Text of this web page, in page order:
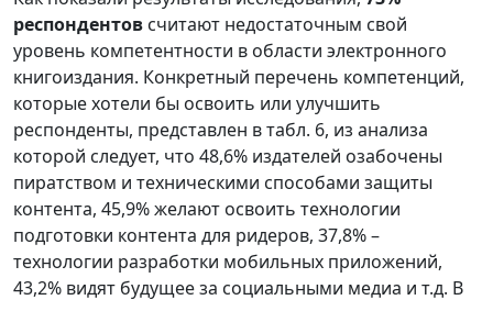
респондентов считают недостаточным свой
уровень компетентности в области электронного
книгоиздания. Конкретный перечень компетенций,
которые хотели бы освоить или улучшить
респонденты, представлен в табл. 6, из анализа
которой следует, что 48,6% издателей озабочены
пиратством и техническими способами защиты
контента, 45,9% желают освоить технологии
подготовки контента для ридеров, 37,8% –
технологии разработки мобильных приложений,
43,2% видят будущее за социальными медиа и т.д. В